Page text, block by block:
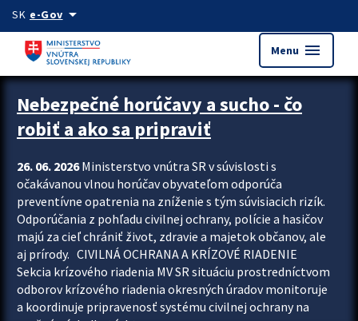
Preskocit na hlavný obsah
SK e-Govarrow_drop_down
Menu menu
Zastavit automatický posun upútavok
Nebezpečné horúčavy a sucho - čo
robiť a ako sa pripraviť
26. 06. 2026Ministerstvo vnútra SR v súvislosti s
očakávanou vlnou horúčav obyvateľom odporúča
preventívne opatrenia na zníženie s tým súvisiacich rizík.
Odporúčania z pohľadu civilnej ochrany, polície a hasičov
majú za cieľ chrániť život, zdravie a majetok občanov, ale
aj prírody. CIVILNÁ OCHRANA A KRÍZOVÉ RIADENIE
Sekcia krízového riadenia MV SR situáciu prostredníctvom
odborov krízového riadenia okresných úradov monitoruje
a koordinuje pripravenosť systému civilnej ochrany na